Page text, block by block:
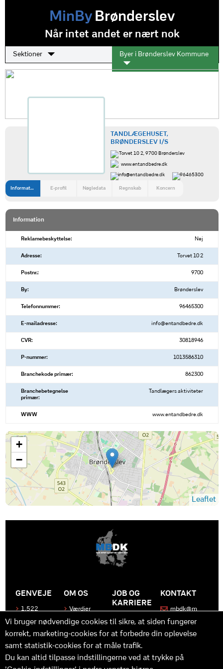
MinByBrønderslev
Når intet andet er nært nok
Sektioner Byer i Brønderslev Kommune
TANDLÆGEHUSET,
BRØNDERSLEV I/S
Torvet 10 2, 9700 Brønderslev
www.entandbedre.dk
info@entandbedre.dk
96465300
Information E-profil Nøgledata Regnskab Koncern
Information
Reklamebeskyttelse: Nej
Adresse: Torvet 10 2
Postnr.: 9700
By: Brønderslev
Telefonnummer: 96465300
E-mailadresse: info@entandbedre.dk
CVR: 30818946
P-nummer: 1013586310
Branchekode primær: 862300
Branchebetegnelse
primær:
Tandlægers aktiviteter
WWW www.entandbedre.dk
+
−
Leaflet
GENVEJE
1.522
Produkter
Kontakt
os
OM OS
Værdier
Historen
bag
MBDK
Hvad gør
os unikke
JOB OG
KARRIERE
Bliv en del
af MBDK
Vores
team
og
KONTAKT
mbdk@m
Vi bruger nødvendige cookies til sikre, at siden fungerer
korrekt, marketing-cookies for at forbedre din oplevelse
samt statistik-cookies for at måle trafik.
Du kan altid tilpasse indstillingerne ved at trykke på